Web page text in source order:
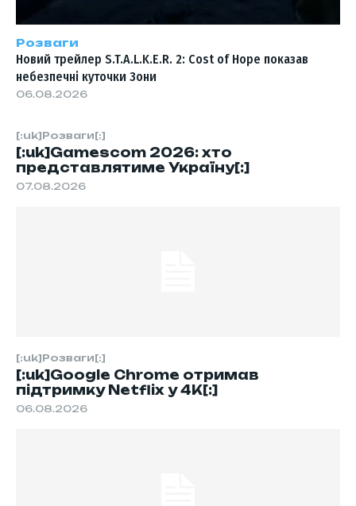
[:uk]Розваги[:]
[:uk]Gamescom 2026: хто
представлятиме Україну[:]
07.08.2026
[:uk]Розваги[:]
[:uk]Google Chrome отримав
підтримку Netflix у 4K[:]
06.08.2026
Розваги
Новий трейлер S.T.A.L.K.E.R. 2: Cost of Hope показав
небезпечні куточки Зони
06.08.2026